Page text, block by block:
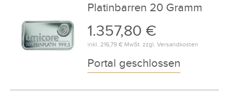
Platinbarren 20 Gramm
1.357,80 €
inkl. 216,79 €MwSt. zzgl. Versandkosten
Portal geschlossen